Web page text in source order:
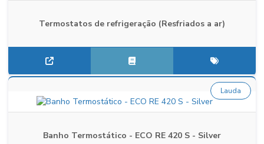
Termostatos de refrigeração (Resfriados a ar)
Banho Termostático - ECO RE 420 S - Silver
Lauda